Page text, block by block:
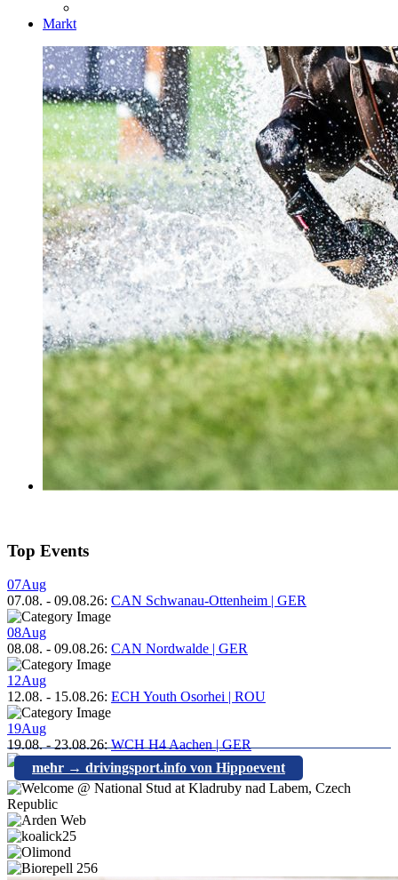
Markt
Top Events
07Aug
07.08. - 09.08.26: CAN Schwanau-Ottenheim | GER
08Aug
08.08. - 09.08.26: CAN Nordwalde | GER
12Aug
12.08. - 15.08.26: ECH Youth Osorhei | ROU
19Aug
19.08.-23.08.26:WCH H4 Aachen | GER
mehr → drivingsport.info von Hippoevent